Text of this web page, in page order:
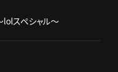
スペシャル～